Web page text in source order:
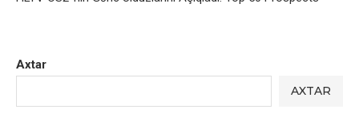
Axtar
AXTAR